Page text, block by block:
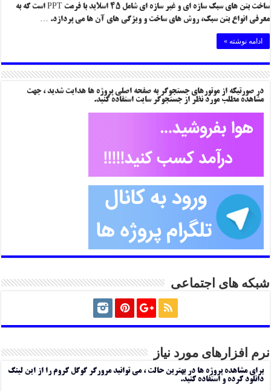
ساخت بتن های سبک سازه ای و غیر سازه ای شامل ۴۵ اسلاید با فرمت PPT است که به
معرفی انواع بتن سبک، روش های ساخت و ویژگی های آن ها می پردازد. …
ادامه نوشته »
در صورتیکه از موتورهای جستجوگر به صفحه اصلی پروژه ها هدایت شدید ، جهت
مشاهده مطلب مورد نظر از جستجوگر سایت استفاده کنید.
شبکه های اجتماعی
نرم افزارهای مورد نیاز
برای مشاهده پروژه ها در بهترین حالت ، می توانید مرورگر گوگل کروم را از این لینک
دانلود کرده و استفاده کنید.